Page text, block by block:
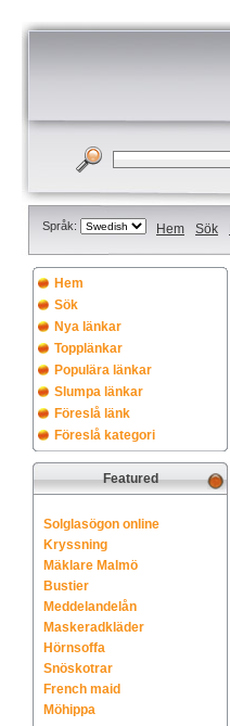
Språk: Hem Sök
Hem
Sök
Nya länkar
Topplänkar
Populära länkar
Slumpa länkar
Föreslå länk
Föreslå kategori
Featured
Solglasögon online
Kryssning
Mäklare Malmö
Bustier
Meddelandelån
Maskeradkläder
Hörnsoffa
Snöskotrar
French maid
Möhippa